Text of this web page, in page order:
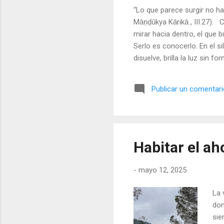
“Lo que parece surgir no
Māṇḍūkya Kārikā , III.27).
mirar hacia dentro, el que
Serlo es conocerlo. En el
disuelve, brilla la luz sin
eres Eso. No hay dos: el
sin esfuerzo, cesa toda
Publicar un
Habitar el
- mayo 12, 2025
La